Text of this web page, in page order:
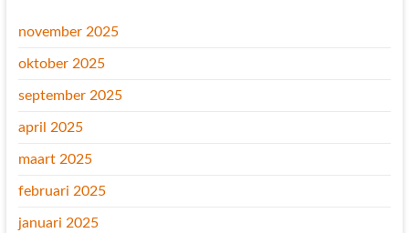
november 2025
oktober 2025
september 2025
april 2025
maart 2025
februari 2025
januari 2025